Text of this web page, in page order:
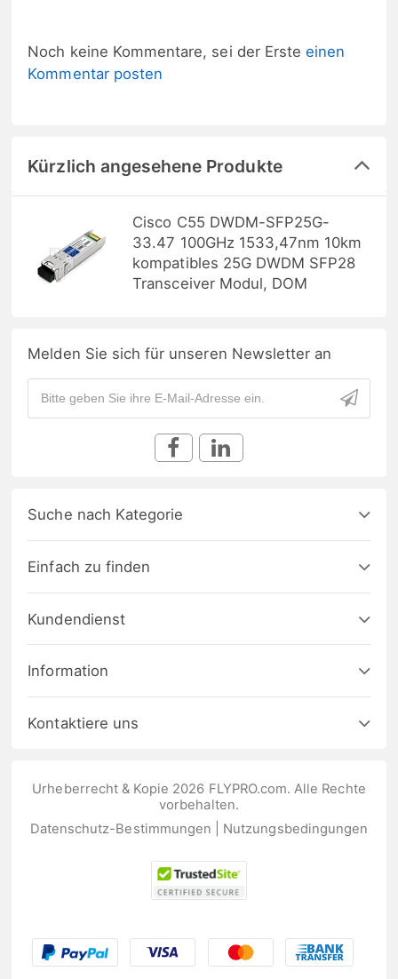
Noch keine Kommentare, sei der Ersteeinen
Kommentar posten
Kürzlich angesehene Produkte
Cisco C55 DWDM-SFP25G-
33.47 100GHz 1533,47nm 10km
kompatibles 25G DWDM SFP28
Transceiver Modul, DOM
Melden Sie sich für unseren Newsletter an
Suche nach Kategorie
Einfach zu finden
Kundendienst
Information
Kontaktiere uns
Urheberrecht & Kopie 2026 FLYPRO.com. Alle Rechte
vorbehalten.
Datenschutz-Bestimmungen
Nutzungsbedingungen